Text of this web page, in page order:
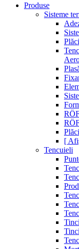
Produse
Sisteme
[
Tencuieli